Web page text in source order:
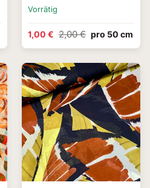
Vorrätig
1,00 € 2,00 € pro 50 cm